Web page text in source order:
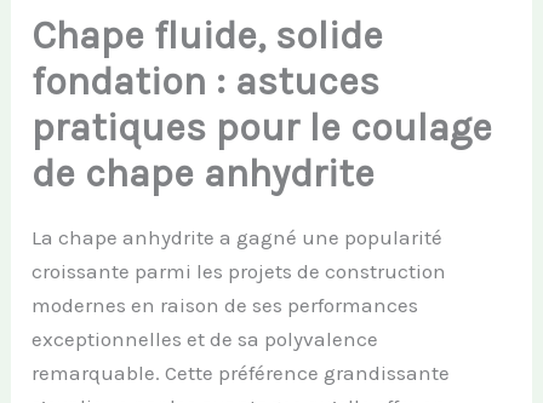
Chape fluide, solide
fondation : astuces
pratiques pour le coulage
de chape anhydrite
La chape anhydrite a gagné une popularité
croissante parmi les projets de construction
modernes en raison de ses performances
exceptionnelles et de sa polyvalence
remarquable. Cette préférence grandissante